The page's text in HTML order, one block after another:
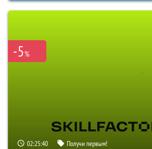
-5%
02:25:39 Получи первым!